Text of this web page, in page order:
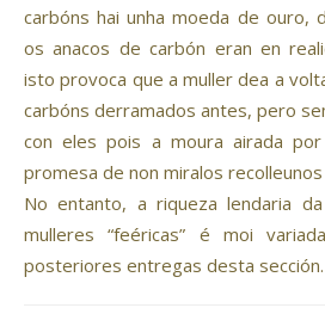
carbóns hai unha moeda de ouro,
os anacos de carbón eran en
isto provoca que a muller dea a
carbóns derramados antes, pero
con eles pois a moura airada
promesa de non miralos
No entanto, a riqueza lendaria
mulleres “feéricas” é moi
posteriores entregas desta sección.